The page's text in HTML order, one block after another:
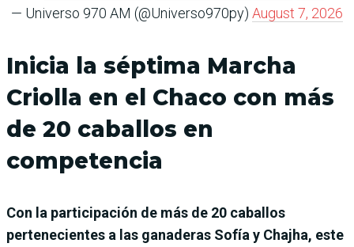
— Universo 970 AM (@Universo970py) August 7, 2026
Inicia la séptima Marcha
Criolla en el Chaco con más
de 20 caballos en
competencia
Con la participación de más de 20 caballos
pertenecientes a las ganaderas Sofía y Chajha, este